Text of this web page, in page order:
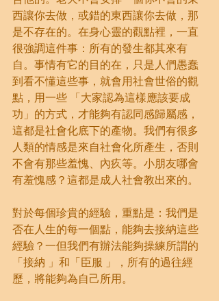
西讓你去做，或錯的東西讓你去做，那
是不存在的。在身心靈的觀點裡，一直
很強調這件事：所有的發生都其來有
自。事情有它的目的在，只是人們愚蠢
到看不懂這些事，就會用社會世俗的觀
點，用一些 「大家認為這樣應該要成
功」的方式，才能夠有認同感歸屬感，
這都是社會化底下的產物。我們有很多
人類的情感是來自社會化所產生，否則
不會有那些羞愧、內疚等。小朋友哪會
有羞愧感？這都是成人社會教出來的。
對於每個珍貴的經驗，重點是：我們是
否在人生的每一個點，能夠去接納這些
經驗？一但我們有辦法能夠操練所謂的
「接納 」和「臣服 」，所有的過往經
歷，將能夠為自己所用。